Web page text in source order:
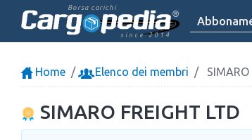
Borsa carichi
since 2014
Home Elenco dei membri SIMARO
SIMARO FREIGHT LTD